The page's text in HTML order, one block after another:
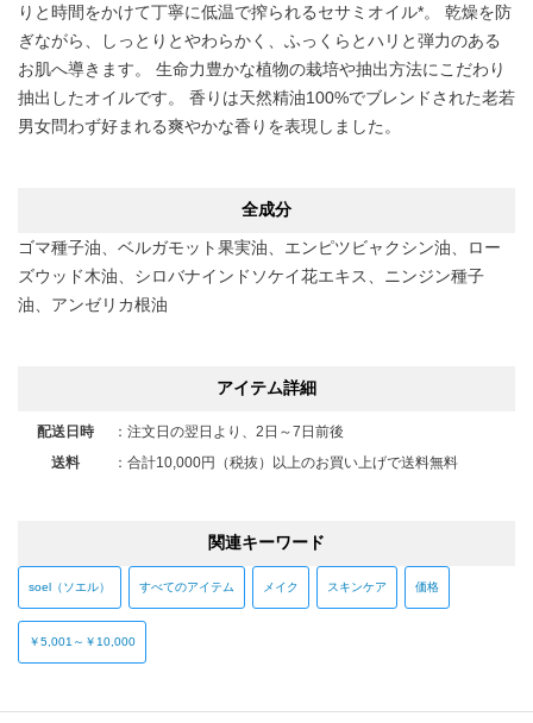
りと時間をかけて丁寧に低温で搾られるセサミオイル*。 乾燥を防
ぎながら、しっとりとやわらかく、ふっくらとハリと弾力のある
お肌へ導きます。 生命力豊かな植物の栽培や抽出方法にこだわり
抽出したオイルです。 香りは天然精油100%でブレンドされた老若
男女問わず好まれる爽やかな香りを表現しました。
全成分
ゴマ種子油、ベルガモット果実油、エンピツビャクシン油、ロー
ズウッド木油、シロバナインドソケイ花エキス、ニンジン種子
油、アンゼリカ根油
アイテム詳細
配送日時 ： 注文日の翌日より、2日～7日前後
送料
： 合計10,000円（税抜）以上のお買い上げで送料無料
関連キーワード
soel（ソエル） すべてのアイテム メイク スキンケア 価格
￥5,001～￥10,000